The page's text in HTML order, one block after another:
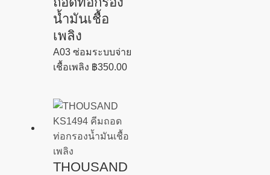
น้ำมันเชื้อ
เพลิง
A03 ซ่อมระบบจ่าย
เชื้อเพลิง ฿350.00
THOUSAND